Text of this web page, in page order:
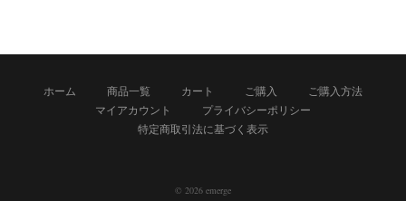
ホーム 商品一覧 カート ご購入
ご購入方法
マイアカウント
プライバシーポリシー
特定商取引法に基づく表示
© 2026 emerge